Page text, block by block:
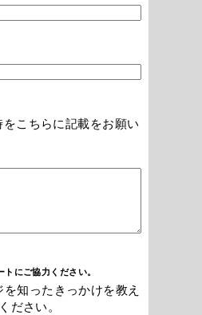
こちらに記載をお願い
トにご協力ください。
知ったきっかけを教え
ださい。